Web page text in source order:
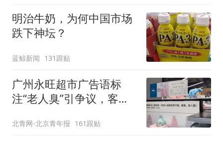
明治牛奶，为何中国市场
跌下神坛？
蓝鲸新闻 131跟贴
广州永旺超市广告语标
注“老人臭”引争议，客服
北青网-北京青年报 161跟贴